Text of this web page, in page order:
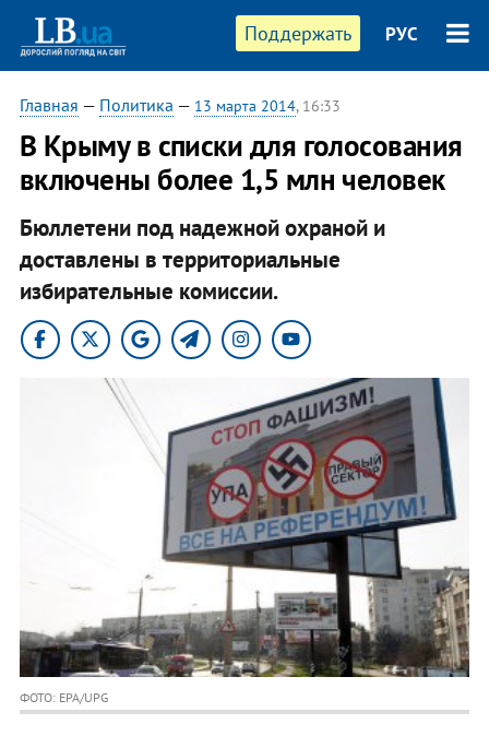
Поддержать РУС
Главная — Политика — 13 марта 2014, 16:33
В Крыму в списки для голосования
включены более 1,5 млн человек
Бюллетени под надежной охраной и
доставлены в территориальные
избирательные комиссии.
ФОТО: EPA/UPG